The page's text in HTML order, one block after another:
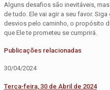
Alguns desafios são inevitáveis,
de tudo. Ele vai agir a seu favor.
desvios pelo caminho, o propósito
que Ele te prometeu se cumprirá.
Publicações relacionadas
30/04/2024
Terça-feira, 30 de Abril de 2024